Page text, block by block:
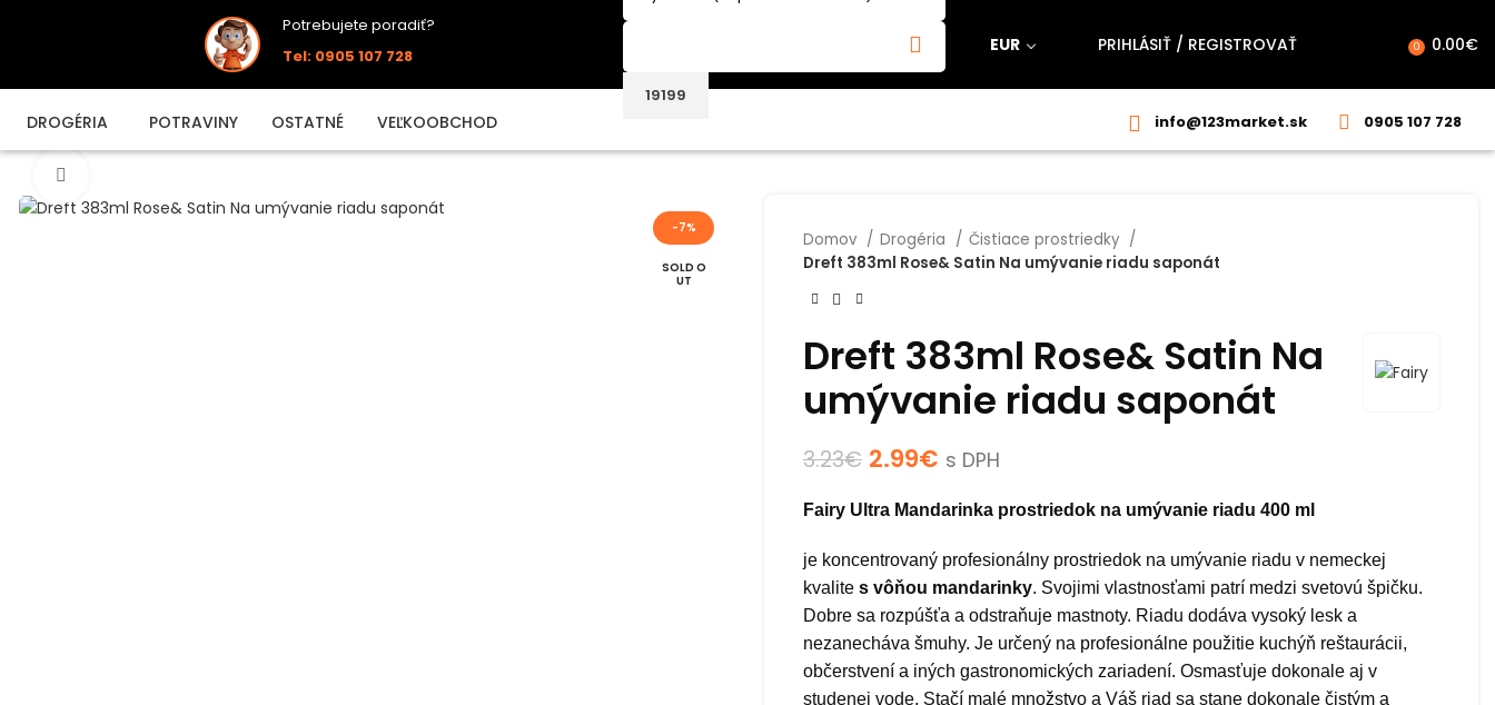
Potrebujete poradiť?
Tel: 0905 107 728
EUR PRIHLÁSIŤ / REGISTROVAŤ 0 0.00€
DROGÉRIA POTRAVINY OSTATNÉ VEĽKOOBCHOD info@123market.sk 0905 107 728
-7%
SOLD O
UT
Domov Drogéria
Čistiace prostriedky
Dreft 383ml Rose& Satin Na umývanie riadu saponát
Dreft 383ml Rose& Satin Na
umývanie riadu saponát
3.23€ 2.99€ s DPH
Fairy Ultra Mandarinka prostriedok na umývanie riadu 400 ml
je koncentrovaný profesionálny prostriedok na umývanie riadu v nemeckej
kvalite s vôňou mandarinky. Svojimi vlastnosťami patrí medzi svetovú špičku.
Dobre sa rozpúšťa a odstraňuje mastnoty. Riadu dodáva vysoký lesk a
nezanecháva šmuhy. Je určený na profesionálne použitie kuchýň reštaurácii,
občerstvení a iných gastronomických zariadení. Osmasťuje dokonale aj v
studenej vode. Stačí malé množstvo a Váš riad sa stane dokonale čistým a